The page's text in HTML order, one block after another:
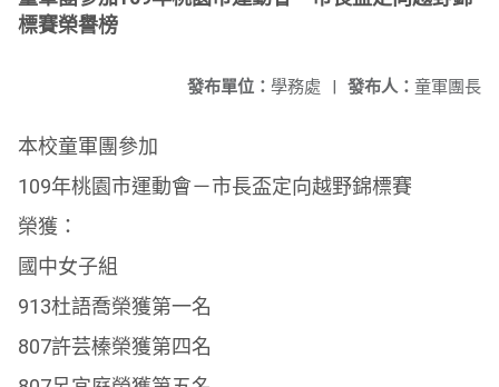
標賽榮譽榜
發布人： 童軍團長
發布單位： 學務處 |
本校童軍團參加
109年桃園市運動會－市長盃定向越野錦標賽
榮獲：
國中女子組
913杜語喬榮獲第一名
807許芸榛榮獲第四名